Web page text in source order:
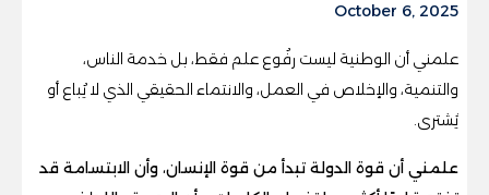
October 6, 2025
علمني أن الوطنية ليست رفُوع علم فقط، بل خدمة الناس،
والتنمية، والإخلاص في العمل، والانتماء الحقيقي الذي لا يُباع أو
يُشترى.
علمني أن قوة الدولة تبدأ من قوة الإنسان، وأن الابتسامة قد